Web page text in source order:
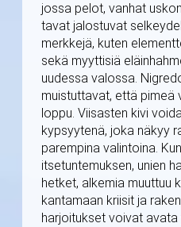
jossa pelot, vanhat
tavat jalostuvat
merkkejä, kuten
sekä myyttisiä
uudessa valossa.
muistuttavat, että pimeä
loppu. Viisasten kivi
kypsyytenä, joka näkyy
parempina valintoina.
itsetuntemuksen, unien
hetket, alkemia muuttuu
kantamaan kriisit ja
harjoitukset voivat